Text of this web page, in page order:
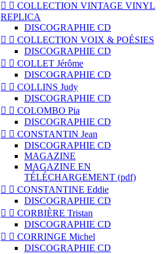
  COLLECTION VINTAGE VINYL
REPLICA
DISCOGRAPHIE CD
  COLLECTION VOIX & POÉSIES
DISCOGRAPHIE CD
  COLLET Jérôme
DISCOGRAPHIE CD
  COLLINS Judy
DISCOGRAPHIE CD
  COLOMBO Pia
DISCOGRAPHIE CD
  CONSTANTIN Jean
DISCOGRAPHIE CD
MAGAZINE
MAGAZINE EN
TÉLÉCHARGEMENT (pdf)
  CONSTANTINE Eddie
DISCOGRAPHIE CD
  CORBIÈRE Tristan
DISCOGRAPHIE CD
  CORRINGE Michel
DISCOGRAPHIE CD